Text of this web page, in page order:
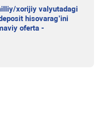
xorijiy valyutadagi
hisovarag’ini
oferta -